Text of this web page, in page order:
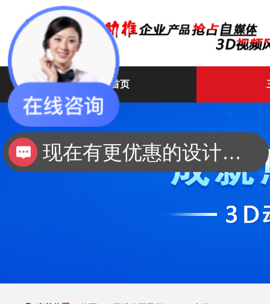
高维动画
网站首页
你们专注3D领域几年了？
现在有更优惠的设计报价吗？